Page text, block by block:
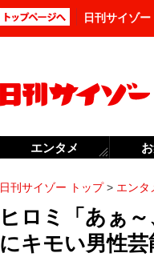
日刊サイゾ
日刊サイゾー トップ> エンタ
ヒロミ「あぁ
にキモい男性芸
エンタメ